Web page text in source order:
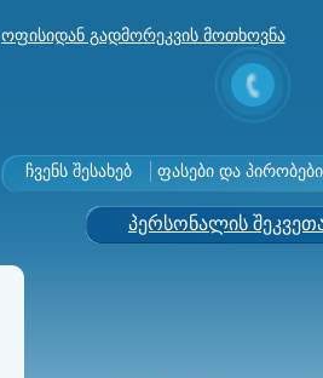
ოფისიდან გადმორეკვის მოთხოვნა
ჩვენს შესახებ ფასები და პირობები
პერსონალის